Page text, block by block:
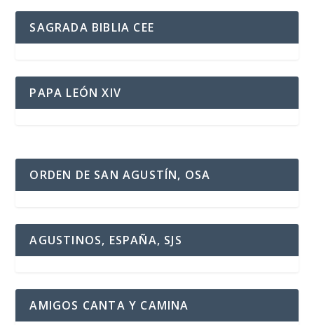
SAGRADA BIBLIA CEE
PAPA LEÓN XIV
ORDEN DE SAN AGUSTÍN, OSA
AGUSTINOS, ESPAÑA, SJS
AMIGOS CANTA Y CAMINA